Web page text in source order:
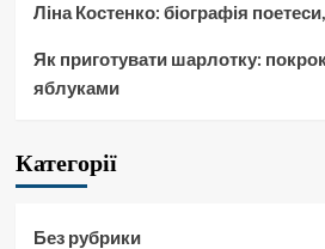
Ліна Костенко: біографія
Як приготувати шарлотку:
яблуками
Категорії
Без рубрики